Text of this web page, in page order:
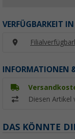
VERFÜGBARKEIT
INFORMATIONEN
Diesen Artikel
DAS KÖNNTE